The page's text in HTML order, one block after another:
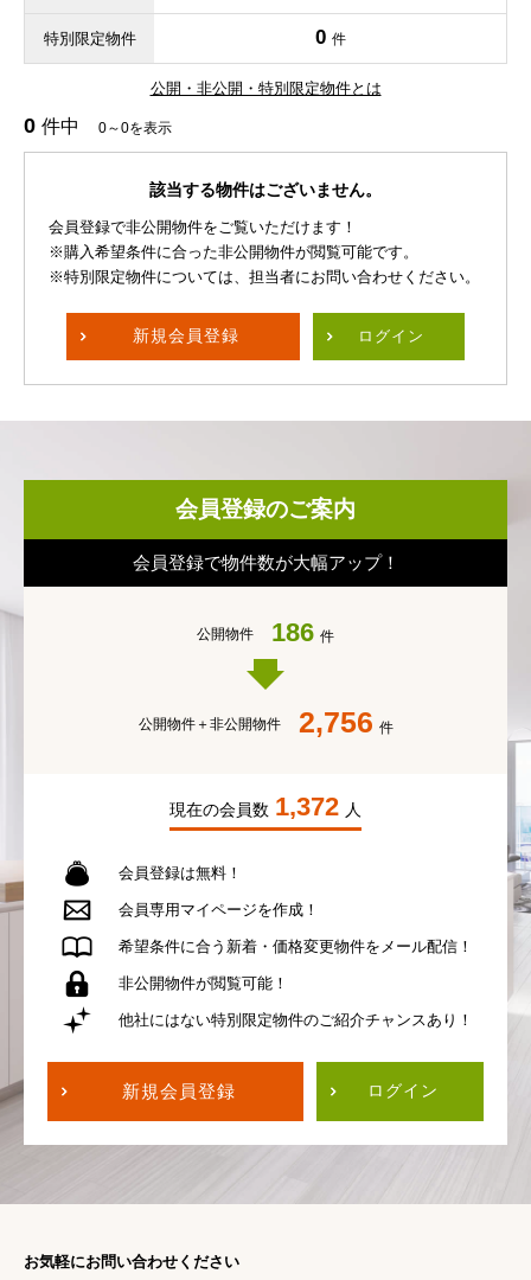
特別限定物件 0 件
公開・非公開・特別限定物件とは
0 件中 0～0を表示
該当する物件はございません。
会員登録で非公開物件をご覧いただけます！
※購入希望条件に合った非公開物件が閲覧可能です。
※特別限定物件については、担当者にお問い合わせください。
新規会員登録 ログイン
会員登録のご案内
会員登録で物件数が大幅アップ！
公開物件 186 件
公開物件＋非公開物件 2,756 件
現在の会員数 1,372 人
会員登録は無料！
会員専用 マイページを作成！
希望条件に合う 新着・価格変更物件を メール配信！
非公開物件が閲覧可能！
他社にはない特別限定物件のご紹介チャンスあり！
新規会員登録 ログイン
お気軽にお問い合わせください